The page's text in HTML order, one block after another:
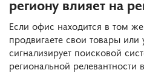
региону влияет на
Если офис находится в том
продвигаете свои товары или
сигнализирует поисковой
региональной релевантности